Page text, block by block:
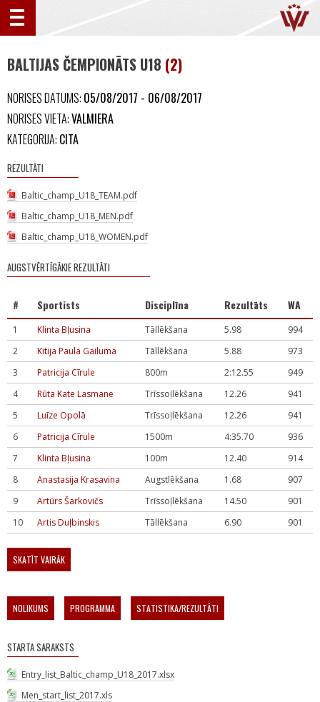
BALTIJAS ČEMPIONĀTS U18 (2)
NORISES DATUMS: 05/08/2017 - 06/08/2017
NORISES VIETA:VALMIERA
KATEGORIJA: CITA
REZULTĀTI
Baltic_champ_U18_TEAM.pdf
Baltic_champ_U18_MEN.pdf
Baltic_champ_U18_WOMEN.pdf
AUGSTVĒRTĪGĀKIE REZULTĀTI
# Sportists Disciplīna Rezultāts WA
1 Klinta Bļusina Tāllēkšana 5.98
994
2
Kitija Paula Gailuma Tāllēkšana 5.88
973
3
Patricija Cīrule 800m 2:12.55
949
4
Rūta Kate Lasmane Trīssoļlēkšana 12.26
941
5
Luīze Opolā Trīssoļlēkšana 12.26
941
6
Patricija Cīrule 1500m 4:35.70
936
7
Klinta Bļusina 100m 12.40
914
8
Anastasija Krasavina Augstlēkšana 1.68
907
9
Artūrs Šarkovičs Trīssoļlēkšana 14.50
901
10
Artis Duļbinskis Tāllēkšana 6.90 901
SKATĪT VAIRĀK
NOLIKUMS PROGRAMMA STATISTIKA/REZULTĀTI
STARTA SARAKSTS
Entry_list_Baltic_champ_U18_2017.xlsx
Men_start_list_2017.xls